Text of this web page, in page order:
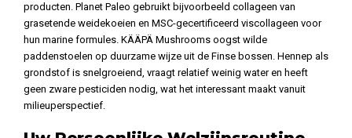
producten. Planet Paleo gebruikt bijvoorbeeld collageen van
grasetende weidekoeien en MSC-gecertificeerd viscollageen voor
hun marine formules. KÄÄPÄ Mushrooms oogst wilde
paddenstoelen op duurzame wijze uit de Finse bossen. Hennep als
grondstof is snelgroeiend, vraagt relatief weinig water en heeft
geen zware pesticiden nodig, wat het interessant maakt vanuit
milieuperspectief.